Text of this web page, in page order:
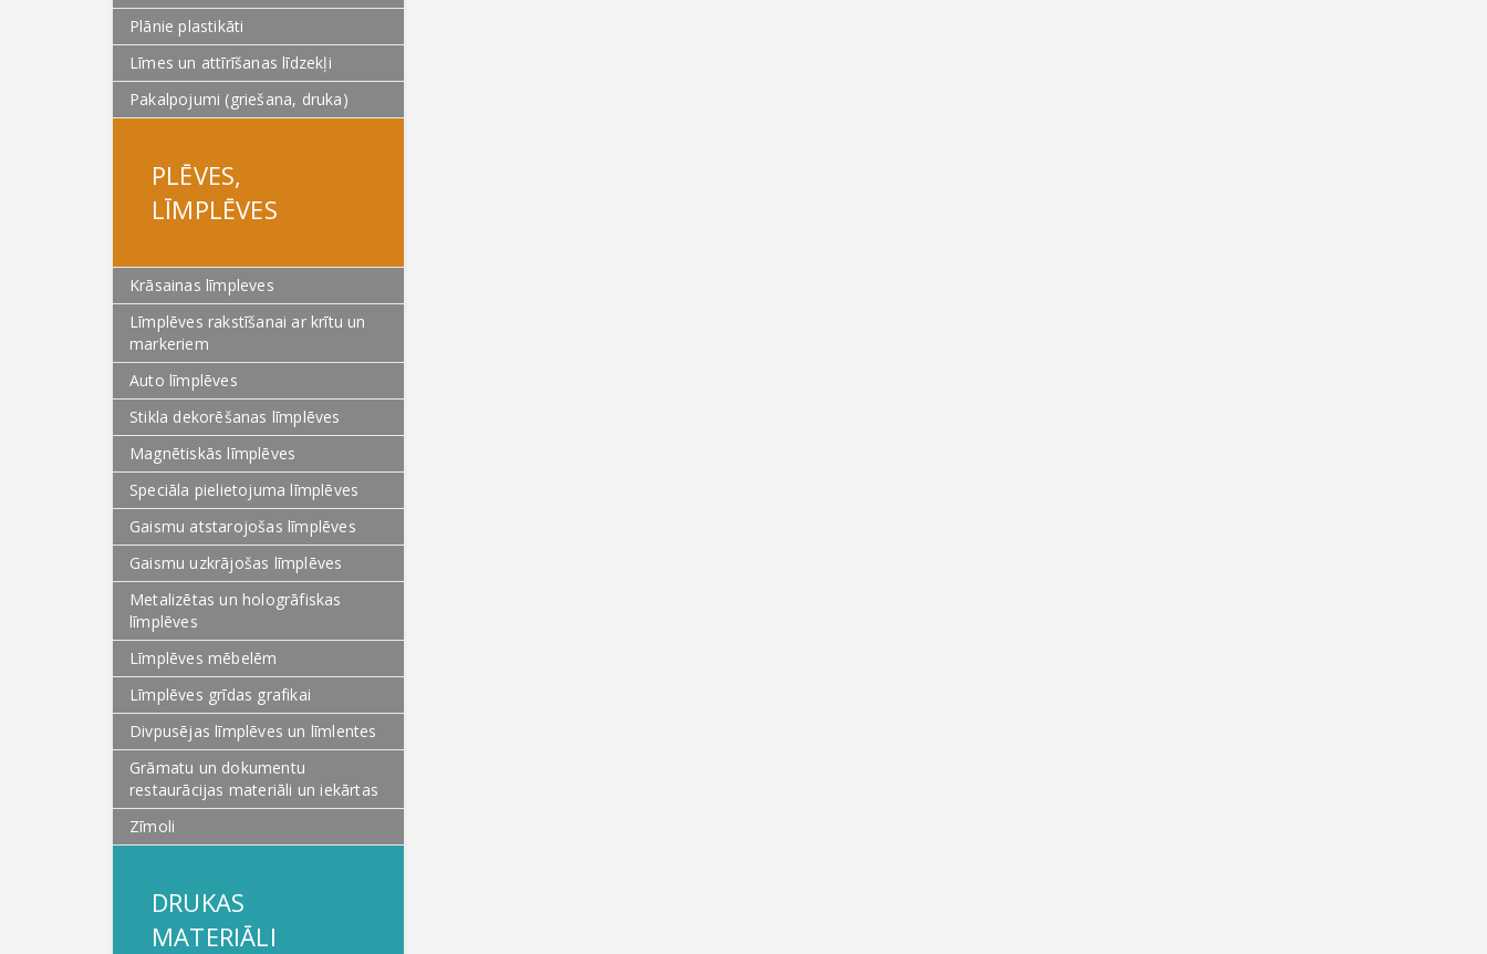
Plānie plastikāti
Līmes un attīrīšanas līdzekļi
Pakalpojumi (griešana, druka)
PLĒVES,
LĪMPLĒVES
Krāsainas līmpleves
Līmplēves rakstīšanai ar krītu un
markeriem
Auto līmplēves
Stikla dekorēšanas līmplēves
Magnētiskās līmplēves
Speciāla pielietojuma līmplēves
Gaismu atstarojošas līmplēves
Gaismu uzkrājošas līmplēves
Metalizētas un hologrāfiskas
līmplēves
Līmplēves mēbelēm
Līmplēves grīdas grafikai
Divpusējas līmplēves un līmlentes
Grāmatu un dokumentu
restaurācijas materiāli un iekārtas
Zīmoli
DRUKAS
MATERIĀLI